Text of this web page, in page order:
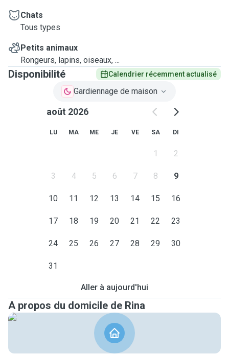
Chats
Tous types
Petits animaux
Rongeurs, lapins, oiseaux, ...
Disponibilité Calendrier récemment actualisé
Gardiennage de maison
août 2026
LU MA ME JE VE SA DI
1 2
3 4 5 6 7 8 9
10 11 12 13 14 15 16
17 18 19 20 21 22 23
24 25 26 27 28 29 30
31
Aller à aujourd'hui
A propos du domicile de Rina